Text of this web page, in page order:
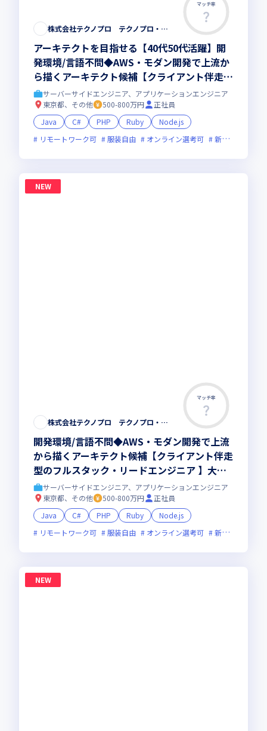
マッチ率
株式会社テクノプロ テクノプロ・エンジニアリング社
アーキテクトを目指せる【40代50代活躍】開
発環境/言語不問◆AWS・モダン開発で上流か
ら描くアーキテクト候補【クライアント伴走型
のフルスタック・リードエンジニア 】大手直
取引・最先端プロジェクト多数／残業少・福利
厚生◎
サーバーサイドエンジニア、アプリケーションエンジニア
東京都、その他
500-800万円
正社員
Java
C# PHP Ruby
Node.js
リモートワーク可
服装自由 オンライン選考可 新技術に積極的
NEW
マッチ率
株式会社テクノプロ テクノプロ・エンジニアリング社
開発環境/言語不問◆AWS・モダン開発で上流
から描くアーキテクト候補【クライアント伴走
型のフルスタック・リードエンジニア 】大手
直取引・最先端プロジェクト多数／残業少・福
利厚生◎
サーバーサイドエンジニア、アプリケーションエンジニア
東京都、その他
500-800万円
正社員
Java
C# PHP Ruby
Node.js
リモートワーク可
服装自由 オンライン選考可 新技術に積極的
NEW